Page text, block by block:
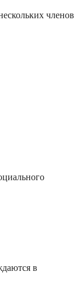
членов
в